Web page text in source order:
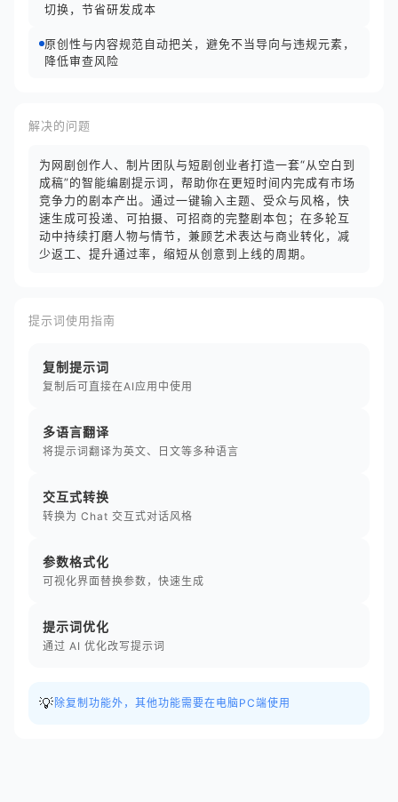
切换，节省研发成本
原创性与内容规范自动把关，避免不当导向与违规元素，
降低审查风险
解决的问题
为网剧创作人、制片团队与短剧创业者打造一套“从空白到
成稿”的智能编剧提示词，帮助你在更短时间内完成有市场
竞争力的剧本产出。通过一键输入主题、受众与风格，快
速生成可投递、可拍摄、可招商的完整剧本包；在多轮互
动中持续打磨人物与情节，兼顾艺术表达与商业转化，减
少返工、提升通过率，缩短从创意到上线的周期。
提示词使用指南
复制提示词
复制后可直接在AI应用中使用
多语言翻译
将提示词翻译为英文、日文等多种语言
交互式转换
转换为 Chat 交互式对话风格
参数格式化
可视化界面替换参数，快速生成
提示词优化
通过 AI 优化改写提示词
💡 除复制功能外，其他功能需要在电脑PC端使用